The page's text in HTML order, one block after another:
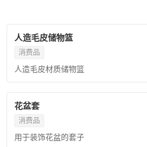
人造毛皮储物篮
消费品
人造毛皮材质储物篮
花盆套
消费品
用于装饰花盆的套子